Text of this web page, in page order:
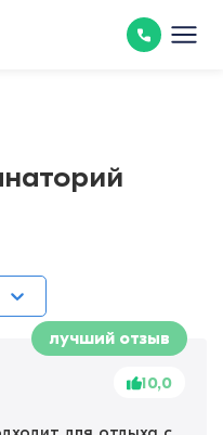
лучший отзыв
10,0